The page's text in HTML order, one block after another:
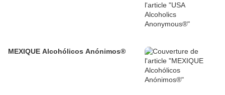
MEXIQUE Alcohólicos Anónimos®